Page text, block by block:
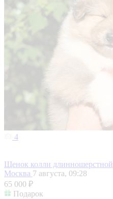
4
Щенок колли длинношерстной
Москва 7 августа, 09:28
65 000 ₽
Подарок